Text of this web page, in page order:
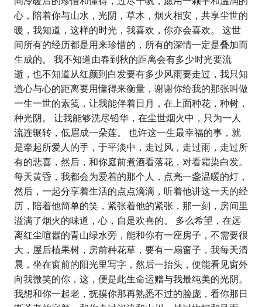
心，陪着你与山水，光阴，草木，烟火相安，共享尘世的
暖，我知道，这样的时光，我喜欢，你亦会喜欢。 这世
间所有的经历都是用来珍惜的，所有的深情一定是叠加而
生成的。 我不知道由春到秋的距离会有多少时光要流
逝，也不知道从红颜到白发要有多少风雨要走过，我只知
道心与心的距离要用懂得来衡量，谢谢你给我的那张叫做
一生一世的素笺，让我能伴着日月，在上面种花，种树，
种光阴。 让我能够洗尽铅华，在尘世烟火中，只为一人
流连辗转，低眉成一朵莲。 也许这一生最幸福的事，就
是牵起所爱人的手，于平淡中，走过风，走过雨，走过所
有的悲喜，然后，和你庭前煮酒看落花，对看霜染白发。
每天黄昏，我都会为爱着的那个人，点亮一盏温暖的灯，
然后，一起分享着生活的点点滴滴，听着他讲这一天的经
历，陪着他简单的笑，紧张着他的紧张，那一刻，房间里
溢满了烟火的味道，心，自是欢喜的。 多么希望，在远
离红尘喧嚣的青山绿水旁，能和你有一座房子，不需要很
大，屋后植果树，房前种花草，要有一扇窗子，我每天清
晨，坐在窗前的阳光里写字，然后一抬头，便能看见窗外
向我微笑的你，这，便是此生命运赠与我最纯美的光阴。
我想和你一起老，抚摸你那再熟悉不过的脸庞，看你那日